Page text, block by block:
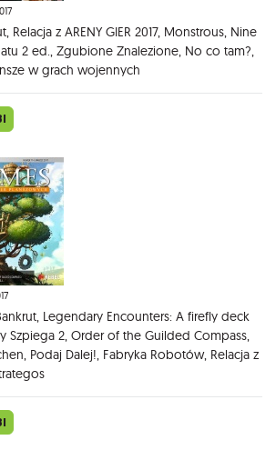
Relacja z ARENY GIER 2017, Monstrous, Nine
2 ed., Zgubione Znalezione, No co tam?,
w grach wojennych
Legendary Encounters: A firefly deck
Szpiega 2, Order of the Guilded Compass,
Podaj Dalej!, Fabryka Robotów, Relacja z